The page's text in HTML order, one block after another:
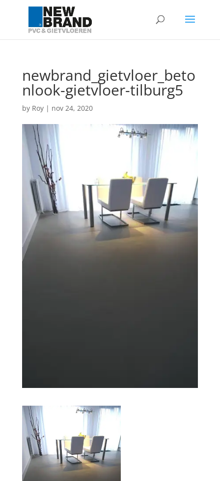
newbrand_gietvloer_beto
nlook-gietvloer-tilburg5
by Roy| nov 24, 2020